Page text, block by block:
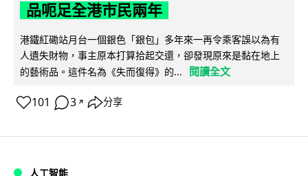
品呃足全港市民兩年
港鐵紅磡站月台一個銀色「銀包」多年來一再令乘客誤以為有
人遺失財物，事主原本打算拾起交還，卻發現原來是黏在地上
的藝術品。這件名為《失而復得》的...
閱讀全文
101 3 ↗ 分享
人工智能